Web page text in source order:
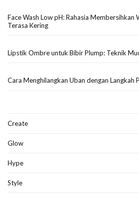
Face Wash Low pH: Rahasia Membersihkan
Terasa Kering
Lipstik Ombre untuk Bibir Plump: Teknik
Cara Menghilangkan Uban dengan Langkah
Create
Glow
Hype
Style